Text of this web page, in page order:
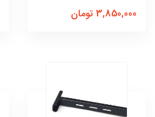
3,850,000 تومان